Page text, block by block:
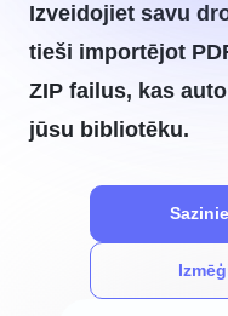
Izveidojiet savu
tieši importējot
ZIP failus, kas
jūsu bibliotēku.